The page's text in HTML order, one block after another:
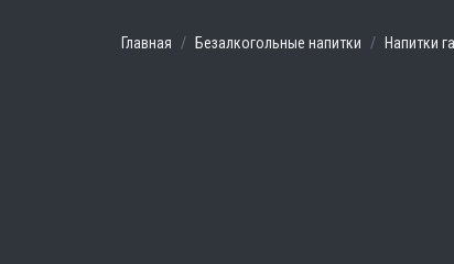
Главная Безалкогольные напитки Напитки